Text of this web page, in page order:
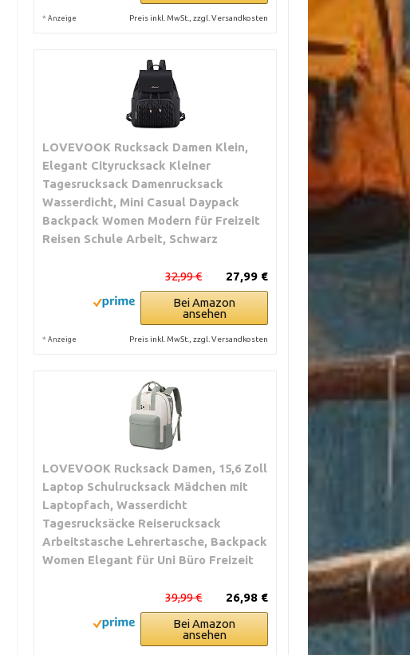
* Anzeige Preis inkl. MwSt., zzgl. Versandkosten
LOVEVOOK Rucksack Damen Klein,
Elegant Cityrucksack Kleiner
Tagesrucksack Damenrucksack
Wasserdicht, Mini Casual Daypack
Backpack Women Modern für Freizeit
Reisen Schule Arbeit, Schwarz
27,99 €
32,99 €
Bei Amazon
ansehen
* Anzeige Preis inkl. MwSt., zzgl. Versandkosten
LOVEVOOK Rucksack Damen, 15,6 Zoll
Laptop Schulrucksack Mädchen mit
Laptopfach, Wasserdicht
Tagesrucksäcke Reiserucksack
Arbeitstasche Lehrertasche, Backpack
Women Elegant für Uni Büro Freizeit
26,98 €
39,99 €
Bei Amazon
ansehen